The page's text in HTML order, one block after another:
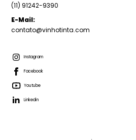
(11) 91242-9390
E-Mail:
contato@vinhotinta.com
Instagram
Facebook
Youtube
Linkedin